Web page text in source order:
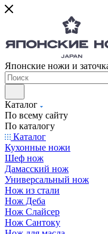
Японские ножи и
Каталог
По всему сайту
По каталогу
Каталог
Кухонные ножи
Шеф нож
Дамасский нож
Универсальный нож
Нож из стали
Нож Деба
Нож Слайсер
Нож Сантоку